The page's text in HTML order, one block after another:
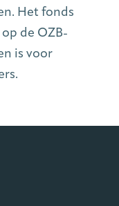
Het fonds
de OZB-
is voor